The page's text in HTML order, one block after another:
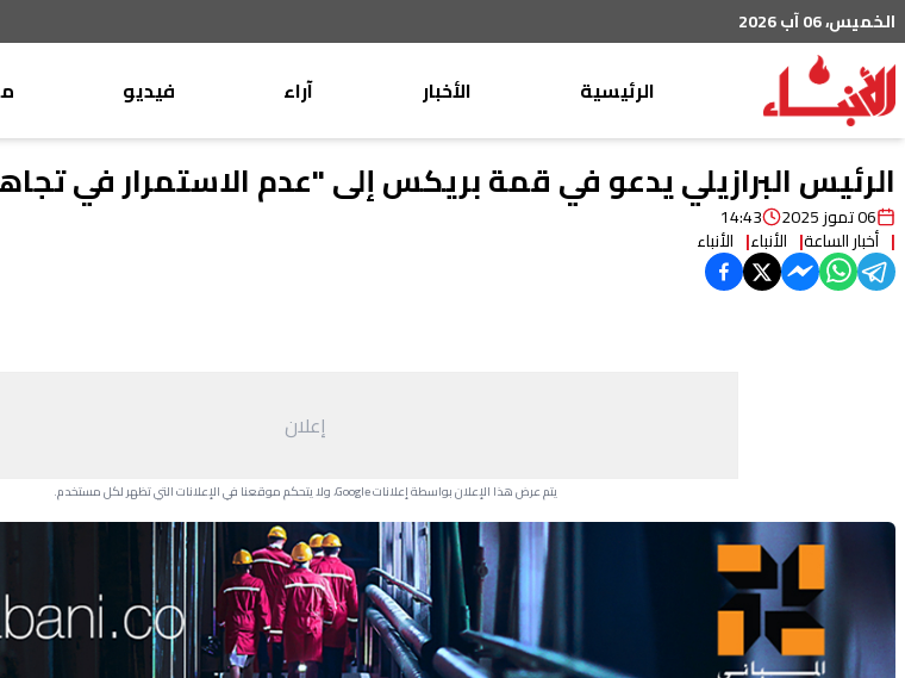
الخميس، 06 آب 2026
الرئيسية
الأخبار
محليات
عربي دولي
آراء
موقف
الأنباء
بريد
فيديو
وليد
تيمور
الرئيس البرازيلي يدعو في قمة بريكس إلى "عدم الاستمرار في
06 تموز 2025 14:43
أخبار الساعة الأنباء الأنباء
إعلان
يتم عرض هذا الإعلان بواسطة إعلانات Google، ولا يتحكم موقعنا في الإعلانات التي تظهر لكل مستخدم.
Advertisement Section